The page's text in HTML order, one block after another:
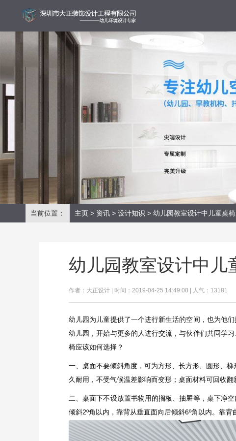
当前位置： 主页 > 资讯 > 设计知识 > 幼儿园教室设计中儿童桌
幼儿园教室设计中儿
作者：大正设计 | 时间：2019-04-25 14:49:00 | 人气：13181
幼儿园为儿童提供了一个进行新生活的空间，也为他
幼儿园，开始与更多的人进行交流，与伙伴们共同学
椅应该如何选择？
一、桌面不要倾斜角度，可为方形、长方形、圆形、
久耐用，不受气候温差影响而变形；桌面材料可回收翻
二、桌面下不设放置书物用的搁板、抽屉等，桌下净
倾斜2º角以内，靠背从垂直面向后倾斜6º角以内。靠